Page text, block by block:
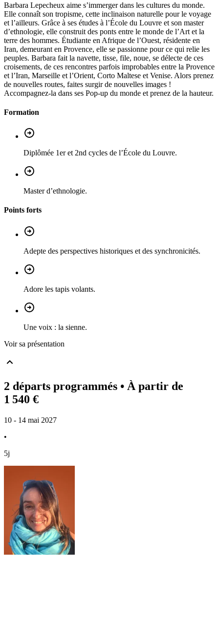
Barbara Lepecheux aime s’immerger dans les cultures du monde.
Elle connaît son tropisme, cette inclinaison naturelle pour le voyage
et l’ailleurs. Grâce à ses études à l’École du Louvre et son master
d’ethnologie, elle construit des ponts entre le monde de l’Art et la
terre des hommes. Étudiante en Afrique de l’Ouest, résidente en
Iran, demeurant en Provence, elle se passionne pour ce qui relie les
peuples. Barbara fait la navette, tisse, file, noue, se délecte de ces
croisements, de ces rencontres parfois improbables entre la Provence
et l’Iran, Marseille et l’Orient, Corto Maltese et Venise. Alors prenez
de nouvelles routes, faites surgir de nouvelles images !
Accompagnez-la dans ses Pop-up du monde et prenez de la hauteur.
Formation
Diplômée 1er et 2nd cycles de l’École du Louvre.
Master d’ethnologie.
Points forts
Adepte des perspectives historiques et des synchronicités.
Adore les tapis volants.
Une voix : la sienne.
Voir sa présentation
2 départs programmés • À partir de
1 540 €
10 - 14 mai 2027
•
5j